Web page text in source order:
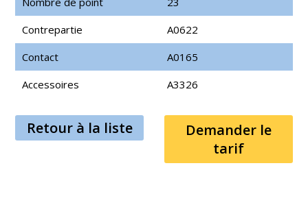
Contrepartie
A0622
Contact
A0165
Accessoires
A3326
Retour à la liste
Demander le
tarif